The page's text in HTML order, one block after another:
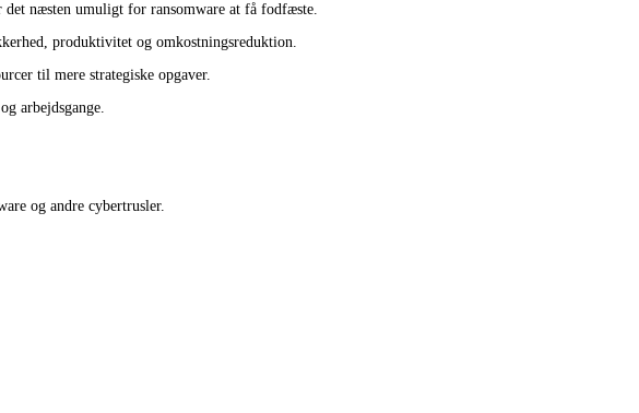
næsten umuligt for ransomware at få fodfæste.
produktivitet og omkostningsreduktion.
til mere strategiske opgaver.
arbejdsgange.
og andre cybertrusler.